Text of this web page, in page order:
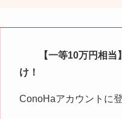
【一等10万円相当
け！
ConoHaアカウントに